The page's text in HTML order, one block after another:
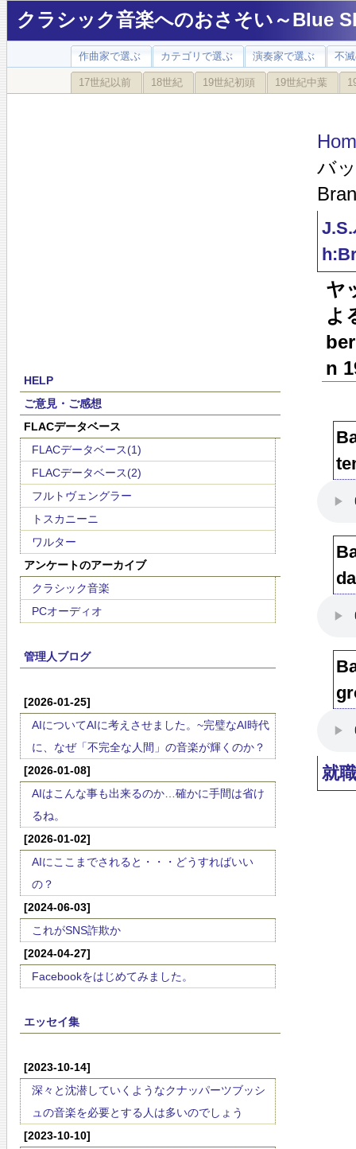
クラシック音楽へのおさそい～Blue
作曲家で選ぶ カテゴリで選ぶ 演奏家で選ぶ 不
17世紀以前 18世紀 19世紀初頭 19世紀中葉
HELP
ご意見・ご感想
FLACデータベース
FLACデータベース(1)
FLACデータベース(2)
フルトヴェングラー
トスカニーニ
ワルター
アンケートのアーカイブ
クラシック音楽
PCオーディオ
管理人ブログ
[2026-01-25]
AIについてAIに考えさせました。~完璧なAI時代
に、なぜ「不完全な人間」の音楽が輝くのか？
[2026-01-08]
AIはこんな事も出来るのか…確かに手間は省け
るね。
[2026-01-02]
AIにここまでされると・・・どうすればいい
の？
[2024-06-03]
これがSNS詐欺か
[2024-04-27]
Facebookをはじめてみました。
エッセイ集
[2023-10-14]
深々と沈潜していくようなクナッパーツブッシ
ュの音楽を必要とする人は多いのでしょう
[2023-10-10]
バ
ヤ
よ
n
就